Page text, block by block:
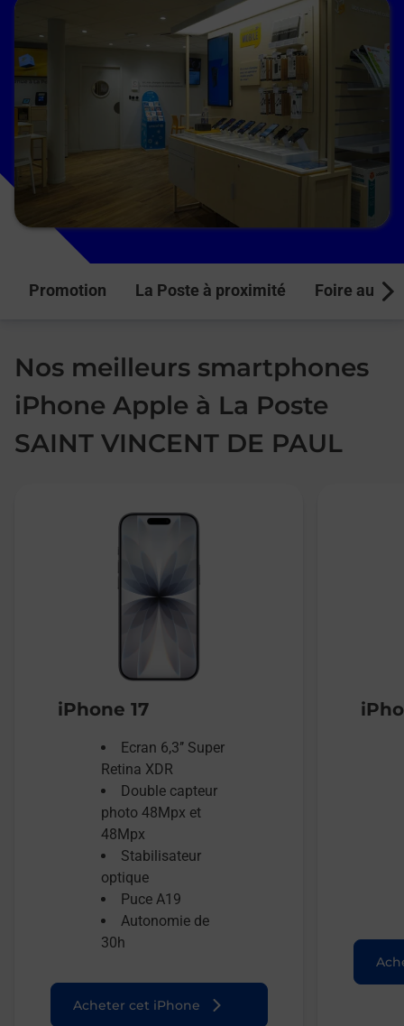
Promotion La Poste à proximité Foire aux
Nos meilleurs smartphones
iPhone Apple à La Poste
SAINT VINCENT DE PAUL
iPhone 17
Ecran 6,3’’ Super
Retina XDR
Double capteur
photo 48Mpx et
48Mpx
Stabilisateur
optique
Puce A19
Autonomie de
30h
Acheter cet iPhone